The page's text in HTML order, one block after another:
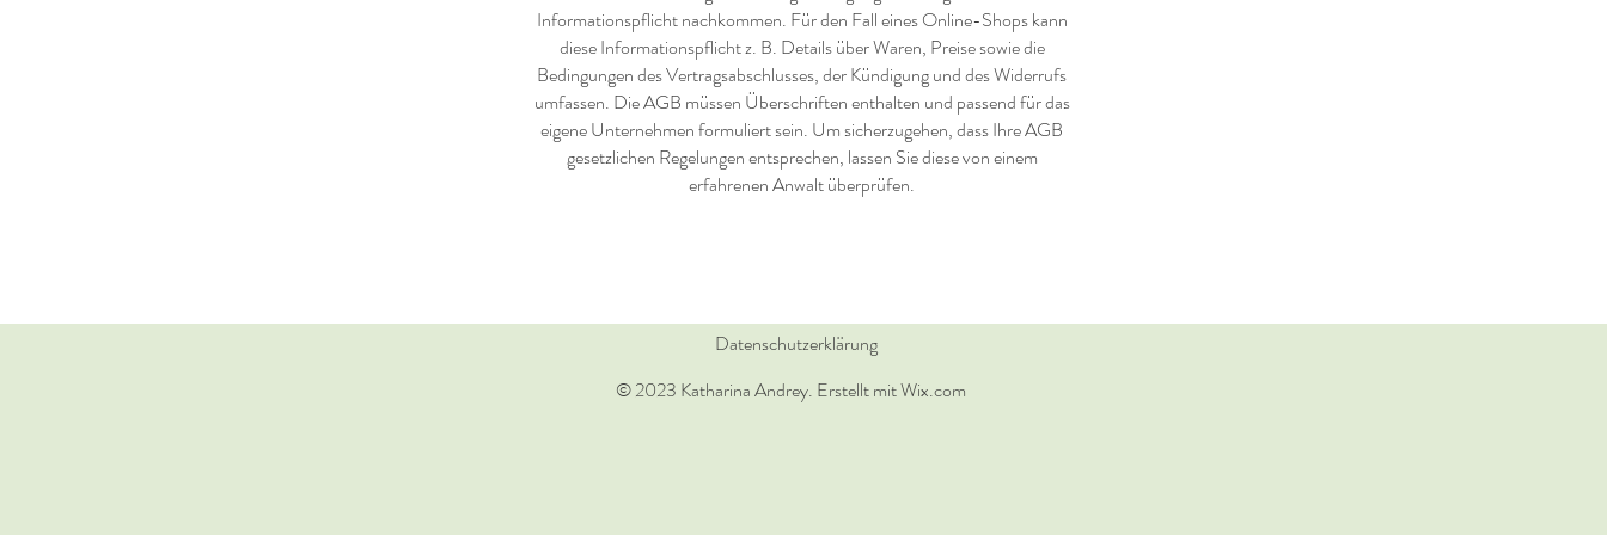
Informationspflicht nachkommen. Für den Fall eines Online-Shops kann
diese Informationspflicht z. B. Details über Waren, Preise sowie die
Bedingungen des Vertragsabschlusses, der Kündigung und des Widerrufs
umfassen. Die AGB müssen Überschriften enthalten und passend für das
eigene Unternehmen formuliert sein. Um sicherzugehen, dass Ihre AGB
gesetzlichen Regelungen entsprechen, lassen Sie diese von einem
erfahrenen Anwalt überprüfen.
Datenschutzerklärung
© 2023 Katharina Andrey. Erstellt mit Wix.com